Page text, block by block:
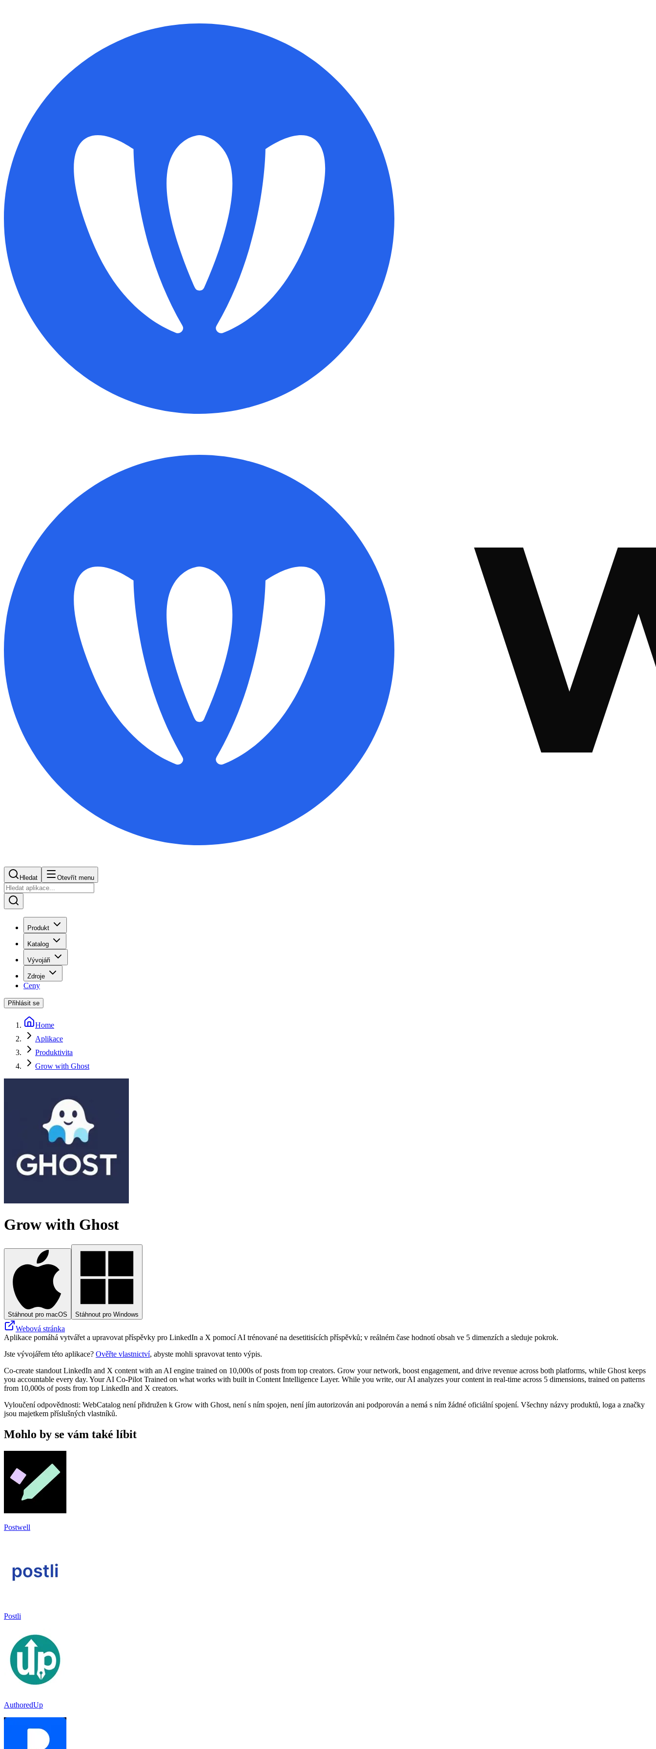
Hledat Otevřít menu
Produkt
Katalog
Vývojáři
Zdroje
Ceny
Přihlásit se
Home
Aplikace
Produktivita
Grow with Ghost
Grow with Ghost
Stáhnout pro macOS Stáhnout pro Windows
Webová stránka
Aplikace pomáhá vytvářet a upravovat příspěvky pro LinkedIn a X pomocí AI trénované na desetitisících příspěvků; v reálném čase hodnotí obsah ve 5 dimenzích a sleduje pokrok.
Jste vývojářem této aplikace? Ověřte vlastnictví, abyste mohli spravovat tento výpis.
Co-create standout LinkedIn and X content with an AI engine trained on 10,000s of posts from top creators. Grow your network, boost engagement, and drive revenue across both platforms, while Ghost keeps
you accountable every day. Your AI Co-Pilot Trained on what works with built in Content Intelligence Layer. While you write, our AI analyzes your content in real-time across 5 dimensions, trained on patterns
from 10,000s of posts from top LinkedIn and X creators.
Vyloučení odpovědnosti: WebCatalog není přidružen k Grow with Ghost, není s ním spojen, není jím autorizován ani podporován a nemá s ním žádné oficiální spojení. Všechny názvy produktů, loga a značky
jsou majetkem příslušných vlastníků.
Mohlo by se vám také líbit
Postwell
Postli
AuthoredUp